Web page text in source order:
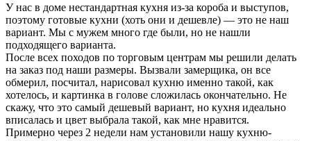
У нас в доме нестандартная кухня из-за короба и выступов,
поэтому готовые кухни (хоть они и дешевле) — это не наш
вариант. Мы с мужем много где были, но не нашли
подходящего варианта.
После всех походов по торговым центрам мы решили делать
на заказ под наши размеры. Вызвали замерщика, он все
обмерил, посчитал, нарисовал кухню именно такой, как
хотелось, и картинка в голове сложилась окончательно. Не
скажу, что это самый дешевый вариант, но кухня идеально
вписалась и цвет выбрала такой, как мне нравится.
Примерно через 2 недели нам установили нашу кухню-